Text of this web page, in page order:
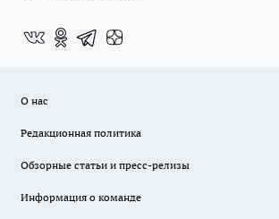
О нас
Редакционная политика
Обзорные статьи и пресс-релизы
Информация о команде